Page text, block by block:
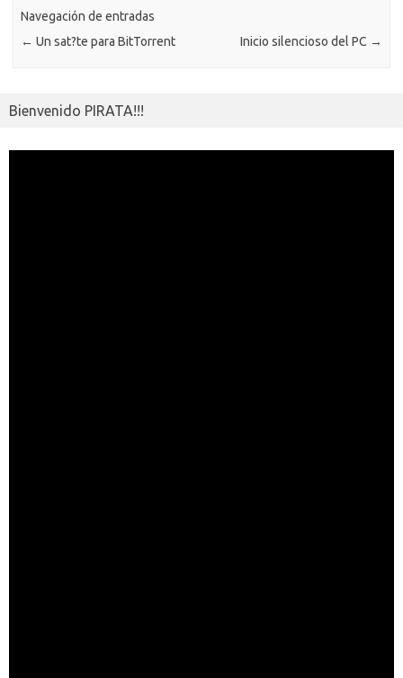
i
ti
Navegación de entradas
← Un sat?te para BitTorrent Inicio silencioso del PC →
Bienvenido PIRATA!!!